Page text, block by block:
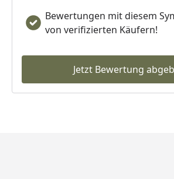
Bewertungen mit diesem
von verifizierten Käufern!
Jetzt Bewertung